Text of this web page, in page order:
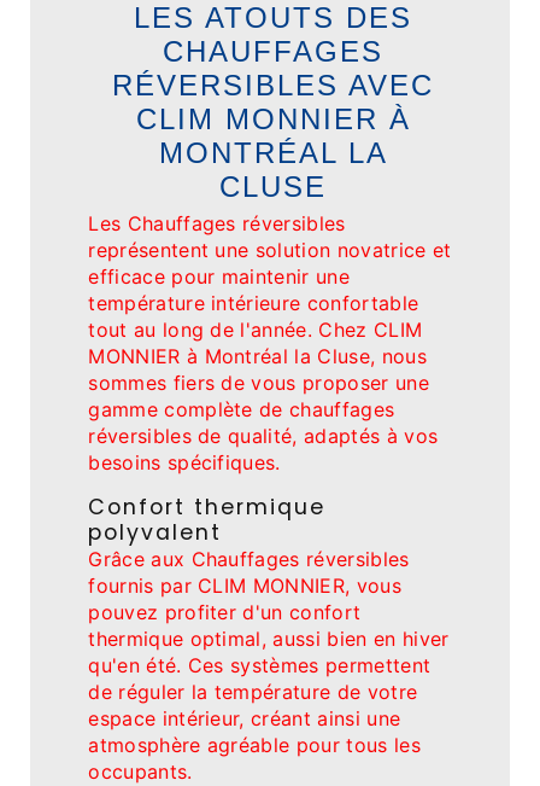
LES ATOUTS DES
CHAUFFAGES
RÉVERSIBLES AVEC
CLIM MONNIER À
MONTRÉAL LA
CLUSE
Les Chauffages réversibles
représentent une solution novatrice et
efficace pour maintenir une
température intérieure confortable
tout au long de l'année. Chez CLIM
MONNIER à Montréal la Cluse, nous
sommes fiers de vous proposer une
gamme complète de chauffages
réversibles de qualité, adaptés à vos
besoins spécifiques.
Confort thermique
polyvalent
Grâce aux Chauffages réversibles
fournis par CLIM MONNIER, vous
pouvez profiter d'un confort
thermique optimal, aussi bien en hiver
qu'en été. Ces systèmes permettent
de réguler la température de votre
espace intérieur, créant ainsi une
atmosphère agréable pour tous les
occupants.